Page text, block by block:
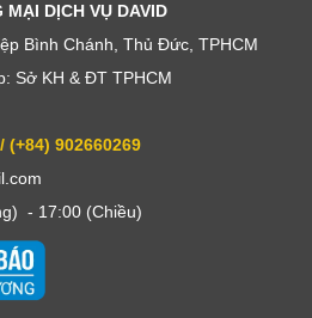
DỊCH VỤ DAVID
Bình Chánh, Thủ Đức, TPHCM
Sở KH & ĐT TPHCM
(+84) 902660269
- 17:00 (Chiều)